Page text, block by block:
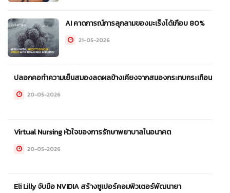
AI คาดการณ์การลุกลามของมะเร็งได้เกือบ 80%
21-05-2026
ปลอกคอทำความเย็นสมองลดผลข้างเคียงจากสมองกระทบกระเทือน
20-05-2026
Virtual Nursing หัวใจของการรักษาพยาบาลในอนาคต
20-05-2026
Eli Lilly จับมือ NVIDIA สร้างซูเปอร์คอมพิวเตอร์พัฒนายา